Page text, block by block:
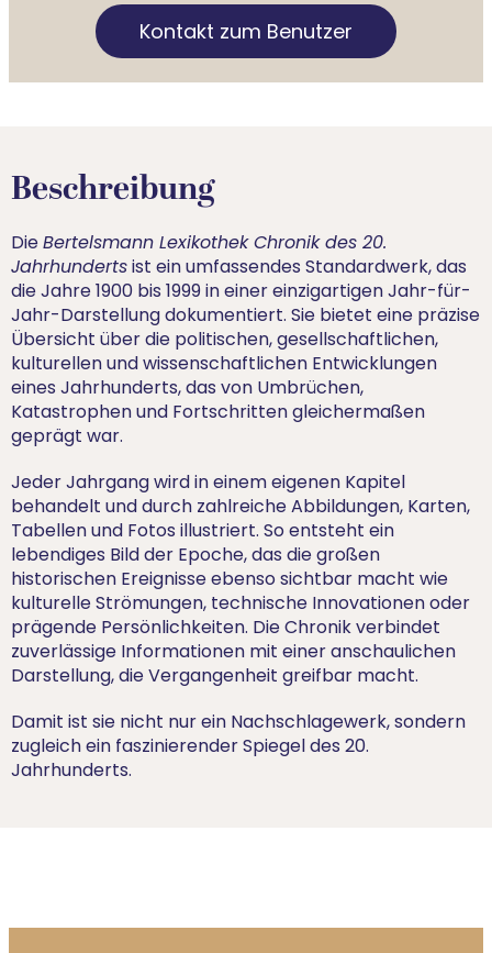
Kontakt zum Benutzer
Beschreibung
DieBertelsmann Lexikothek Chronik des 20.
Jahrhundertsist ein umfassendes Standardwerk, das
die Jahre 1900 bis 1999 in einer einzigartigen Jahr-für-
Jahr-Darstellung dokumentiert. Sie bietet eine präzise
Übersicht über die politischen, gesellschaftlichen,
kulturellen und wissenschaftlichen Entwicklungen
eines Jahrhunderts, das von Umbrüchen,
Katastrophen und Fortschritten gleichermaßen
geprägt war.
Jeder Jahrgang wird in einem eigenen Kapitel
behandelt und durch zahlreiche Abbildungen, Karten,
Tabellen und Fotos illustriert. So entsteht ein
lebendiges Bild der Epoche, das die großen
historischen Ereignisse ebenso sichtbar macht wie
kulturelle Strömungen, technische Innovationen oder
prägende Persönlichkeiten. Die Chronik verbindet
zuverlässige Informationen mit einer anschaulichen
Darstellung, die Vergangenheit greifbar macht.
Damit ist sie nicht nur ein Nachschlagewerk, sondern
zugleich ein faszinierender Spiegel des 20.
Jahrhunderts.